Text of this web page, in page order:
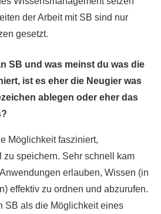
der Arbeit mit SB sind nur
gesetzt.
SB und was meinst du was die
ist es eher die Neugier was
ablegen oder eher das
Möglichkeit fasziniert,
zu speichern. Sehr schnell kam
erlauben, Wissen (in
effektiv zu ordnen und abzurufen.
SB als die Möglichkeit eines